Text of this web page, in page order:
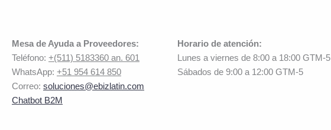
Mesa de Ayuda a Proveedores:
Teléfono: +(511) 5183360 an. 601
WhatsApp: +51 954 614 850
Correo: soluciones@ebizlatin.com
Chatbot B2M
Horario de atención:
Lunes a viernes de 8:00 a 18:00 GTM-5
Sábados de 9:00 a 12:00 GTM-5